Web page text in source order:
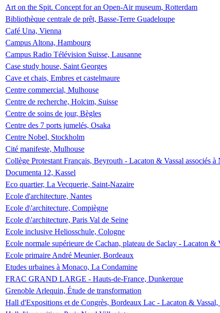
Art on the Spit. Concept for an Open-Air museum, Rotterdam
Bibliothèque centrale de prêt, Basse-Terre Guadeloupe
Café Una, Vienna
Campus Altona, Hambourg
Campus Radio Télévision Suisse, Lausanne
Case study house, Saint Georges
Cave et chais, Embres et castelmaure
Centre commercial, Mulhouse
Centre de recherche, Holcim, Suisse
Centre de soins de jour, Bègles
Centre des 7 ports jumelés, Osaka
Centre Nobel, Stockholm
Cité manifeste, Mulhouse
Collège Protestant Français, Beyrouth - Lacaton & Vassal associés
Documenta 12, Kassel
Eco quartier, La Vecquerie, Saint-Nazaire
Ecole d'architecture, Nantes
Ecole d\'architecture, Compiègne
Ecole d\'architecture, Paris Val de Seine
Ecole inclusive Heliosschule, Cologne
Ecole normale supérieure de Cachan, plateau de Saclay - Lacaton &
Ecole primaire André Meunier, Bordeaux
Etudes urbaines à Monaco, La Condamine
FRAC GRAND LARGE - Hauts-de-France, Dunkerque
Grenoble Arlequin, Étude de transformation
Hall d'Expositions et de Congrès, Bordeaux Lac - Lacaton &